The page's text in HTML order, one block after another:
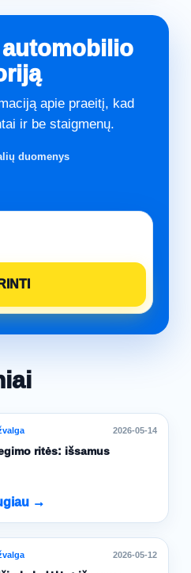
apie praeitį, kad
ir be staigmenų.
duomenys
2026-05-14
ritės: išsamus
→
2026-05-12